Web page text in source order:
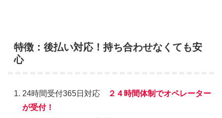
特徴：後払い対応！持ち合わせなくても安
心
24時間受付365日対応
２４時間体制でオペレーター
が受付！